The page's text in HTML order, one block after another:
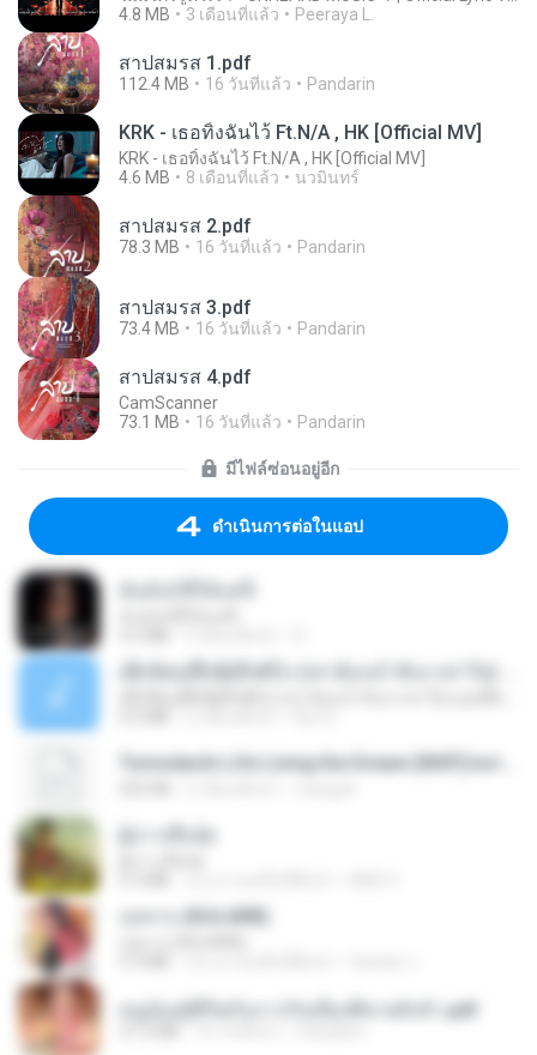
4.8 MB
3 เดือนที่แล้ว Peeraya L.
สาปสมรส 1.pdf
112.4 MB 16 วันที่แล้ว Pandarin
KRK - เธอทิ้งฉันไว้ Ft.N/A , HK [Official MV]
KRK - เธอทิ้งฉันไว้ Ft.N/A , HK [Official MV]
4.6 MB
8 เดือนที่แล้ว นวมินทร์
สาปสมรส 2.pdf
78.3 MB 16 วันที่แล้ว Pandarin
สาปสมรส 3.pdf
73.4 MB 16 วันที่แล้ว Pandarin
สาปสมรส 4.pdf
CamScanner
73.1 MB
16 วันที่แล้ว Pandarin
มีไฟล์ซ่อนอยู่อีก
ดำเนินการต่อในแอป
กุหลาบ (KULARB)
หนูน้อยสู้ชีวิตกับภารกิจเลี้ยงพี่ชายทั้งห้า.pdf